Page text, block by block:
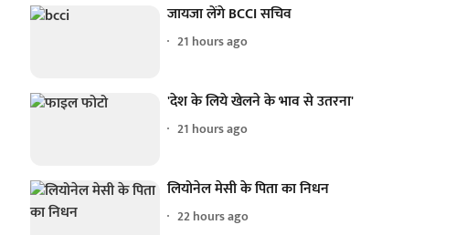
जायजा लेंगे BCCI सचिव
21 hours ago
'देश के लिये खेलने के भाव से उतरना'
21 hours ago
लियोनेल मेसी के पिता का निधन
22 hours ago